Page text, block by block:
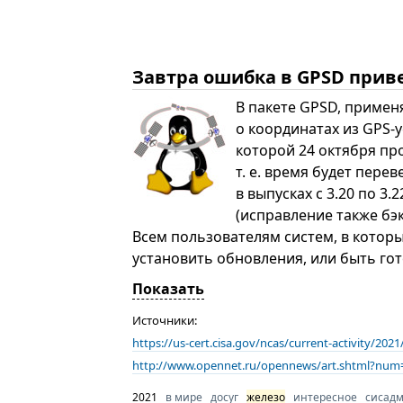
Завтра ошибка в GPSD
В пакете GPSD,
о координатах из
которой 24 октября
т. е. время будет
в выпусках с 3.20 по
(исправление также
Всем пользователям систем, в
установить обновления, или быть
Показать
Источники:
https://us-cert.cisa.gov/ncas/current-activity/
http://www.opennet.ru/opennews/
2021 в мире досуг железо интересное